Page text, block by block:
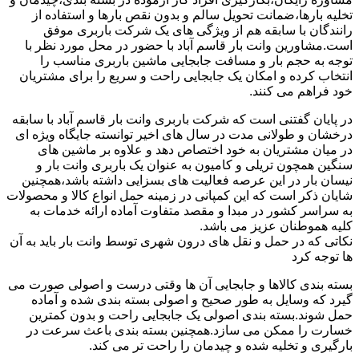
تخلیه بارها،ضمانت تحویل سالم و بدون نقص بارها و استفاده از
رانندگان با سابقه هم از ویژگی های یک شرکت باربری موفق
است.مشاورین وانت بار قاسم آباد با حضور در محل مورد نظر با
توجه به حجم بار و مسافت جابجایی ماشین باربری مناسب را
انتخاب کرده و امکان یک جابجایی راحت و سریع را برای مشتریان
خود فراهم می کنند.
در پایان گفتنی است که شرکت باربری وانت بار قاسم آباد با سابقه
درخشان و طولانی مدت در سال های اخیر توانسته جایگاه ویژه ای
در میان مشتریان به خود اختصاص دهد و علاوه بر ماشین های
سنگین همچون تریلی و کامیون به عنوان یک باربری وانت بار و
نیسان بار در این عرصه فعالیت های بسزایی داشته باشد،همچنین
شایان ذکر است که این کمپانی در زمینه حمل انواع کالا و محصولات
به سراسر کشور در مبدا و مقصد متفاوت آماده ارائه خدمات به
کلیه هموطنان عزیز می باشد.
نکاتی که در حمل و نقل های درون شهری توسط وانت بار باید به آن
ها توجه کرد
بسته بندی کالاها و جابجایی آن ها وقتی درست و اصولی صورت می
گیرد که وسایل به طور صحیح و اصولی بسته بندی شده و آماده
حمل شوند.بسته بندی اصولی یک جابجایی راحت و بدون کمترین
خسارت را ممکن می سازد.همچنین بسته بندی باعث سرعت در
بارگیری و تخلیه شده و چیدمان را راحت تر می کند.